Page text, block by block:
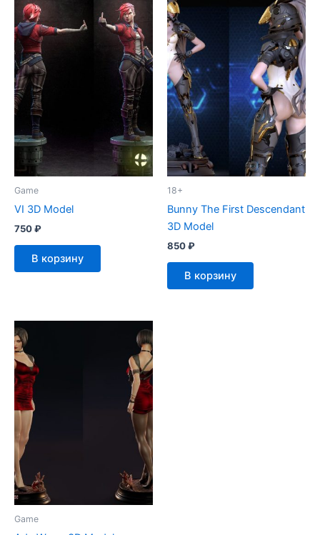
Game
VI 3D Model
750₽
В корзину
18+
Bunny The First Descendant
3D Model
850₽
В корзину
Game